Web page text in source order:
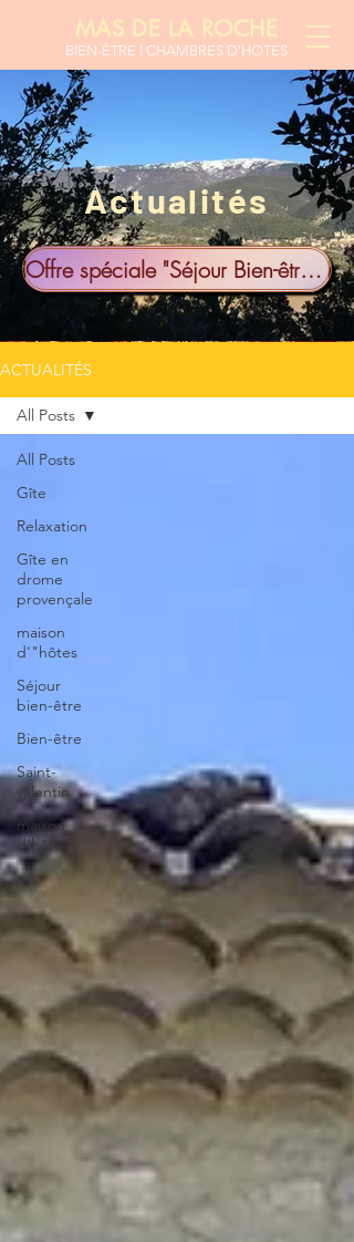
MAS DE LA ROCHE
BIEN-ÊTRE I CHAMBRES D'HOTES
Actualités
Offre spéciale "Séjour Bien-être à 2"
ACTUALITÉS
All Posts
Gîte
Relaxation
Gîte en
drome
provençale
maison
d'"hôtes
Séjour
bien-être
Bien-être
Saint-
valentin
maison
d'hôtes
All Posts